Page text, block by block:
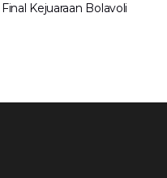
Kejuaraan Bolavoli